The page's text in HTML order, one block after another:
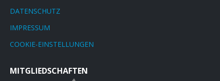
DATENSCHUTZ
IMPRESSUM
COOKIE-EINSTELLUNGEN
MITGLIEDSCHAFTEN